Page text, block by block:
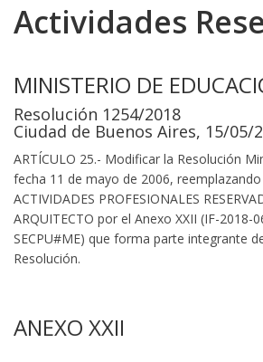
Actividades
MINISTERIO DE
Resolución 1254/2018
Ciudad de Buenos Aires, 15/05/
ARTÍCULO 25.- Modificar la Resolución
fecha 11 de mayo de 2006,
ACTIVIDADES PROFESIONALES
ARQUITECTO por el Anexo XXII (IF-2018-
SECPU#ME) que forma parte integrante
Resolución.
ANEXO XXII